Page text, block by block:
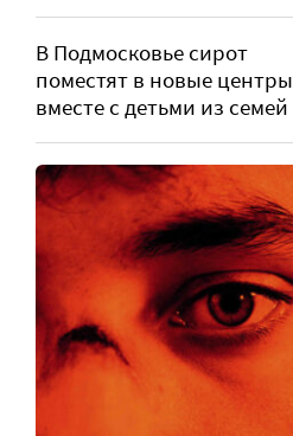
В Подмосковье сирот
поместят в новые центры
вместе с детьми из семей